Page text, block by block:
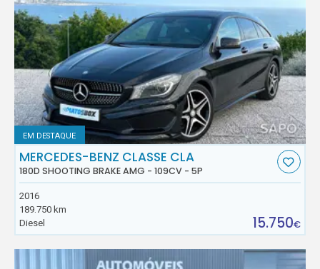
EM DESTAQUE
MERCEDES-BENZ CLASSE CLA
180D SHOOTING BRAKE AMG - 109CV - 5P
2016
189.750 km
Diesel
15.750€